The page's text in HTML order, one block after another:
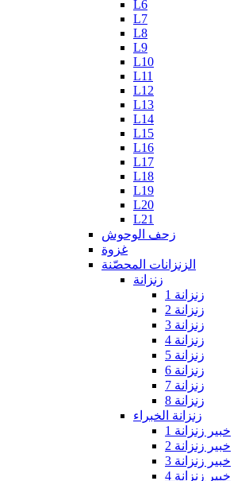
L6
L7
L8
L9
L10
L11
L12
L13
L14
L15
L16
L17
L18
L19
L20
L21
زحف الوحوش
غزوة
الزنزانات المحصّنة
زنزانة
زنزانة 1
زنزانة 2
زنزانة 3
زنزانة 4
زنزانة 5
زنزانة 6
زنزانة 7
زنزانة 8
زنزانة الخبراء
خبير زنزانة 1
خبير زنزانة 2
خبير زنزانة 3
خبير زنزانة 4